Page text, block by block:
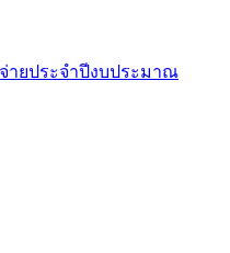
ายประจำปีงบประมาณ